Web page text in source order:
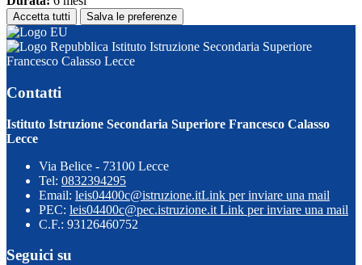
Accetta tutti Salva le preferenze
Istituto Istruzione Secondaria Superiore
Francesco Calasso Lecce
Contatti
Istituto Istruzione Secondaria Superiore Francesco Calasso
Lecce
Via Belice - 73100 Lecce
Tel: 0832394295
Email: leis04400c@istruzione.itLink per inviare una mail
PEC: leis04400c@pec.istruzione.it Link per inviare una mail
C.F.: 93126460752
Seguici su